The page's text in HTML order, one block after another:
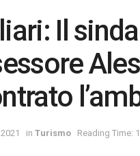
Il
in Turismo Reading Time: